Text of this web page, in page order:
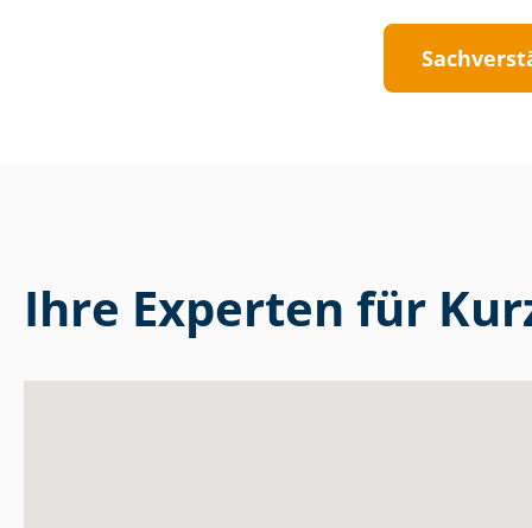
Ihre Experten für